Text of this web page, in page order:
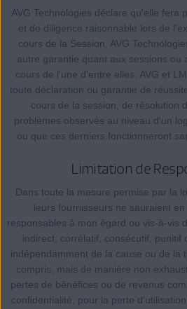
AVG Technologies déclare qu'elle fera
et de diligence raisonnable lors de
cours de la Session. AVG
autre garantie quant aux sessions ou
cours de l'une d'entre elles. AVG et
toute déclaration ou garantie de
cours de la session, de résolution
problèmes observés au niveau d'un
ou que ces derniers fonctionneront
Limitation de
Dans toute la mesure permise par la
leurs fournisseurs ne sauraient
responsables à mon égard ou vis-à-vis
indirect, corrélatif, consécutif, punitif
indépendamment de la cause ou de la
compris, mais de manière non
pertes de bénéfices ou de revenus
confidentialité, pour la perte